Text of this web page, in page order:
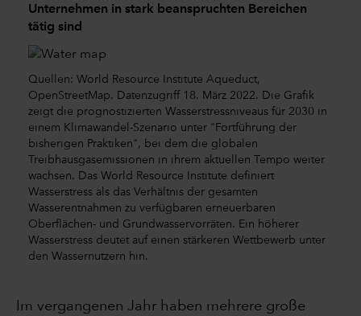
Unternehmen in stark beanspruchten Bereichen
tätig sind
Quellen: World Resource Institute Aqueduct,
OpenStreetMap. Datenzugriff 18. März 2022. Die Grafik
zeigt die prognostizierten Wasserstressniveaus für 2030 in
einem Klimawandel-Szenario unter "Fortführung der
bisherigen Praktiken", bei dem die globalen
Treibhausgasemissionen in ihrem aktuellen Tempo weiter
wachsen. Das World Resource Institute definiert
Wasserstress als das Verhältnis der gesamten
Wasserentnahmen zu verfügbaren erneuerbaren
Oberflächen- und Grundwasservorräten. Ein höherer
Wasserstress deutet auf einen stärkeren Wettbewerb unter
den Wassernutzern hin.
Im vergangenen Jahr haben mehrere große